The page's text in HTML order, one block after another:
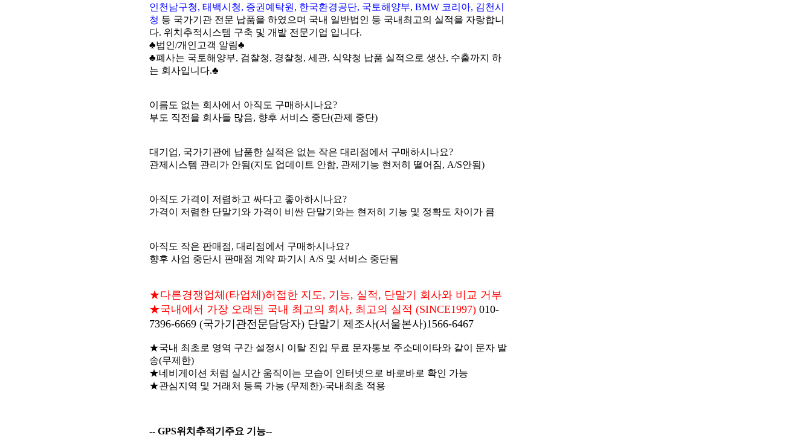
인천남구청, 태백시청, 증권예탁원, 한국환경공단, 국토해양부, BMW 코리아, 김천시
청 등 국가기관 전문 납품을 하였으며 국내 일반법인 등 국내최고의 실적을 자랑합니
다. 위치추적시스템 구축 및 개발 전문기업 입니다.
♣법인/개인고객 알림♣
♣폐사는 국토해양부, 검찰청, 경찰청, 세관, 식약청 납품 실적으로 생산, 수출까지 하
는 회사입니다.♣
이름도 없는 회사에서 아직도 구매하시나요?
부도 직전을 회사들 많음, 향후 서비스 중단(관제 중단)
대기업, 국가기관에 납품한 실적은 없는 작은 대리점에서 구매하시나요?
관제시스템 관리가 안됨(지도 업데이트 안함, 관제기능 현저히 떨어짐, A/S안됨)
아직도 가격이 저렴하고 싸다고 좋아하시나요?
가격이 저렴한 단말기와 가격이 비싼 단말기와는 현저히 기능 및 정확도 차이가 큼
아직도 작은 판매점, 대리점에서 구매하시나요?
향후 사업 중단시 판매점 계약 파기시 A/S 및 서비스 중단됨
★다른경쟁업체(타업체)허접한 지도, 기능, 실적, 단말기 회사와 비교 거부
★국내에서 가장 오래된 국내 최고의 회사, 최고의 실적 (SINCE1997) 010-
7396-6669 (국가기관전문담당자) 단말기 제조사(서울본사)1566-6467
★국내 최초로 영역 구간 설정시 이탈 진입 무료 문자통보 주소데이타와 같이 문자 발
송(무제한)
★네비게이션 처럼 실시간 움직이는 모습이 인터넷으로 바로바로 확인 가능
★관심지역 및 거래처 등록 가능 (무제한)-국내최초 적용
-- GPS위치추적기주요 기능--